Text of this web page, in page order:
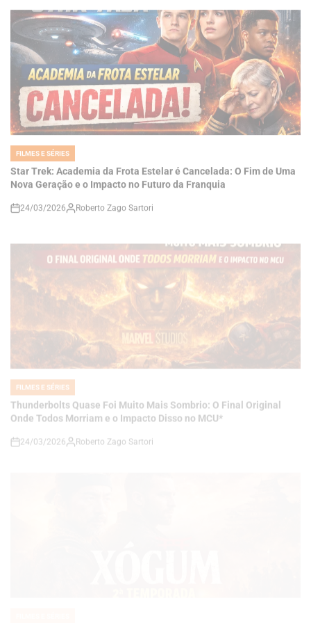
POSTED
IN
FILMES E SÉRIES
Star Trek: Academia da Frota Estelar é Cancelada: O Fim de Uma
Nova Geração e o Impacto no Futuro da Franquia
on
24/03/2026 Roberto Zago Sartori
POSTED
FILMES E SÉRIES
Thunderbolts Quase Foi Muito Mais Sombrio: O Final Original
Onde Todos Morriam e o Impacto Disso no MCU*
on
24/03/2026